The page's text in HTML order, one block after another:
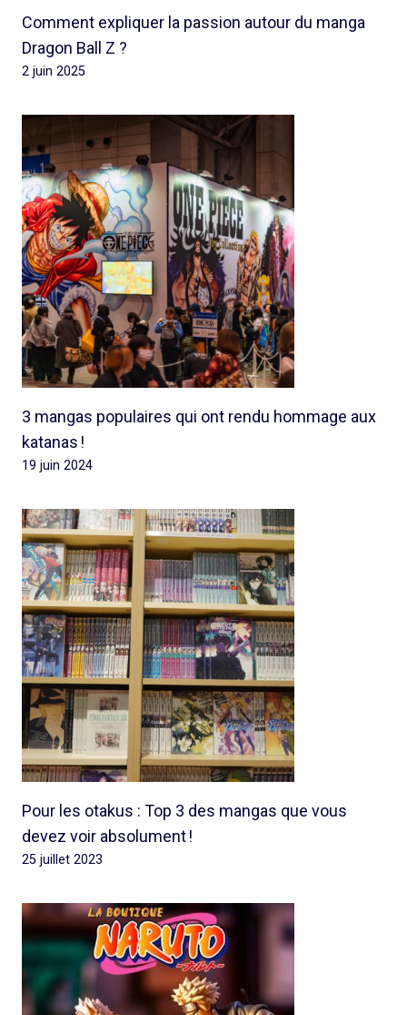
Comment expliquer la passion autour du manga
Dragon Ball Z ?
2 juin 2025
3 mangas populaires qui ont rendu hommage aux
katanas !
19 juin 2024
Pour les otakus : Top 3 des mangas que vous
devez voir absolument !
25 juillet 2023